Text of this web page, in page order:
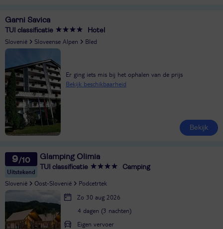
Garni Savica
TUI classificatie Hotel
Slovenië Sloveense Alpen Bled
Er ging iets mis bij het ophalen van de prijs
Bekijk beschikbaarheid
Bekijk
9
Uitstekend
Glamping Olimia
TUI classificatie Camping
Slovenië Oost-Slovenië Podcetrtek
Zo 30 aug 2026
4 dagen (3 nachten)
Eigen vervoer